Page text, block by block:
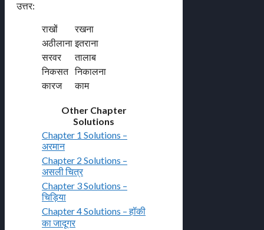
उत्तर:
राखों
रखना
अठीलाना इतराना
सरवर
तालाब
निकसत निकालना
कारज
काम
Other Chapter
Solutions
Chapter 1 Solutions –
अरमान
Chapter 2 Solutions –
असली चित्र
Chapter 3 Solutions –
चिड़िया
Chapter 4 Solutions – हॉकी
का जादूगर